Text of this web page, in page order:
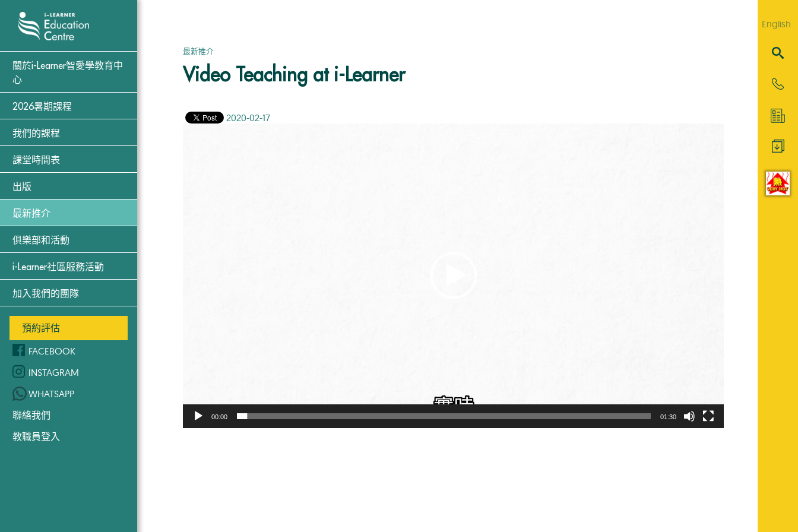
關於i-Learner智愛學教育中
心
2026暑期課程
我們的課程
課堂時間表
出版
最新推介
俱樂部和活動
i-Learner社區服務活動
加入我們的團隊
預約評估
FACEBOOK
INSTAGRAM
WHATSAPP
聯絡我們
教職員登入
最新推介
Video Teaching at i-Learner
2020-02-17
00:00 01:30
English